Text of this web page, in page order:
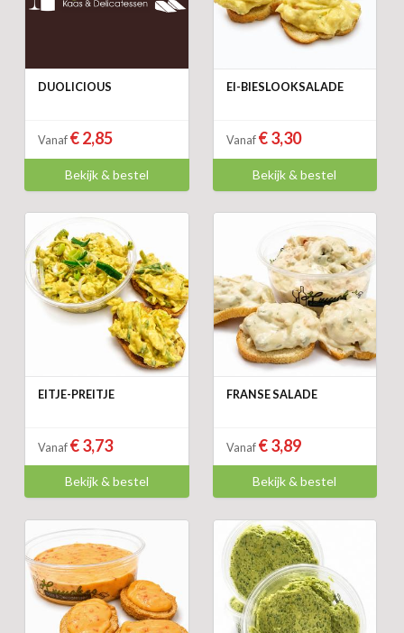
DUOLICIOUS
Vanaf € 2,85
Bekijk & bestel
EI-BIESLOOKSALADE
Vanaf € 3,30
Bekijk & bestel
EITJE-PREITJE
Vanaf € 3,73
Bekijk & bestel
FRANSE SALADE
Vanaf € 3,89
Bekijk & bestel